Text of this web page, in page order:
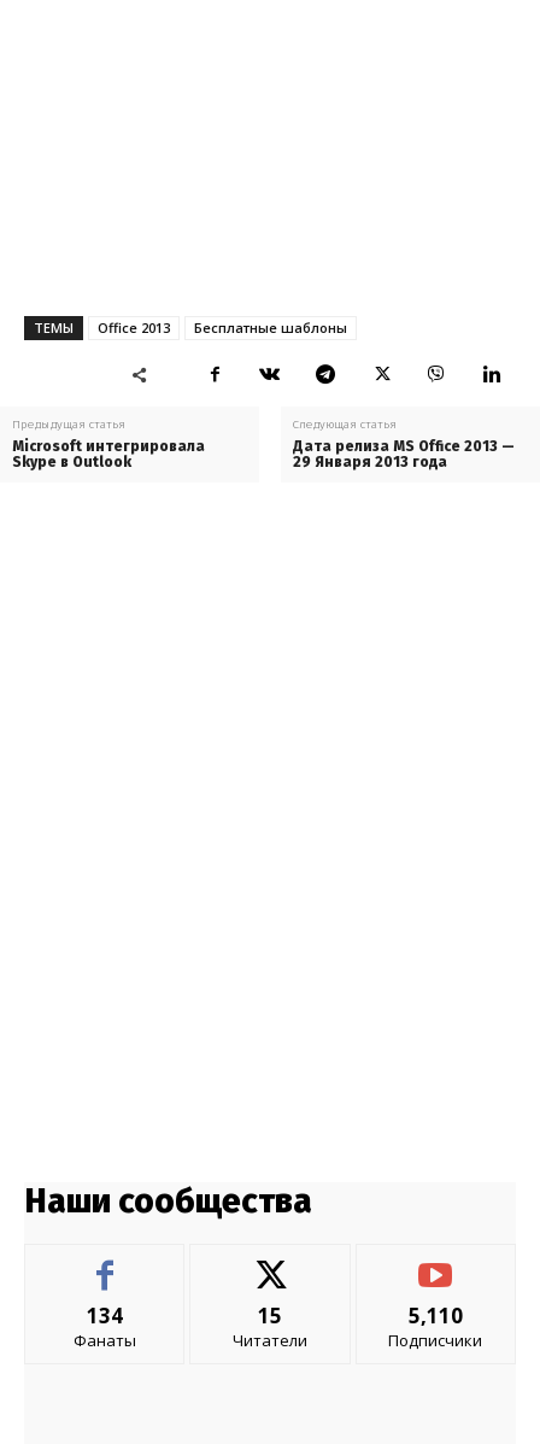
ТЕМЫ Office 2013 Бесплатные шаблоны
Предыдущая статья
Microsoft интегрировала
Skype в Outlook
Следующая статья
Дата релиза MS Office 2013 —
29 Января 2013 года
Наши сообщества
134
Фанаты
15
Читатели
5,110
Подписчики